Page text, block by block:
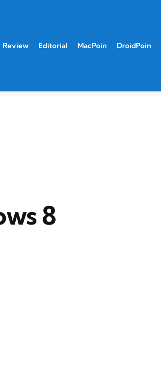
Review Editorial MacPoin DroidPoin
8